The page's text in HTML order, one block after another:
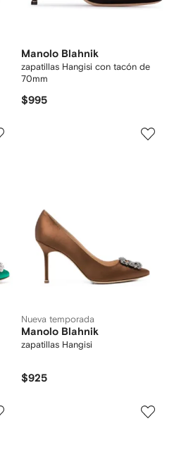
Manolo Blahnik
zapatillas Hangisi con tacón de
70mm
$995
Nueva temporada
Manolo Blahnik
zapatillas Hangisi
$925